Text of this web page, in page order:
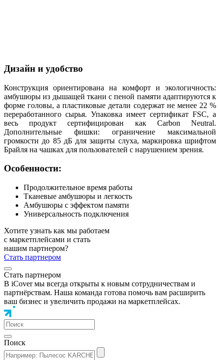
Дизайн и удобство
Конструкция ориентирована на комфорт и экологичность:
амбушюры из дышащей ткани с пеной памяти адаптируются к
форме головы, а пластиковые детали содержат не менее 22 %
переработанного сырья. Упаковка имеет сертификат FSC, а
весь продукт сертифицирован как Carbon Neutral.
Дополнительные фишки: ограничение максимальной
громкости до 85 дБ для защиты слуха, маркировка шрифтом
Брайля на чашках для пользователей с нарушением зрения.
Особенности:
Продолжительное время работы
Тканевые амбушюры и легкость
Амбушюры с эффектом памяти
Универсальность подключения
Хотите узнать как мы работаем
с маркетплейсами и стать
нашим партнером?
Стать партнером
Стать партнером
В iCover мы всегда открыты к новым сотрудничествам и
партнёрствам. Наша команда готова помочь вам расширить
ваш бизнес и увеличить продажи на маркетплейсах.
Поиск